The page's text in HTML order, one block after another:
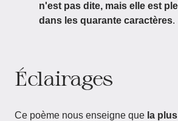
n'est pas dite, mais elle est
dans les quarante caractères.
Éclairages
Ce poème nous enseigne que la